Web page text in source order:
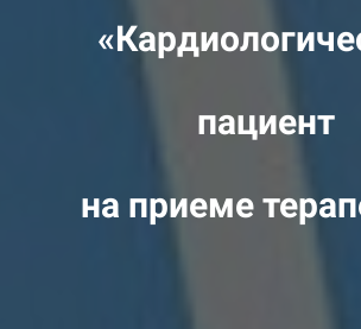
пациент
на приеме